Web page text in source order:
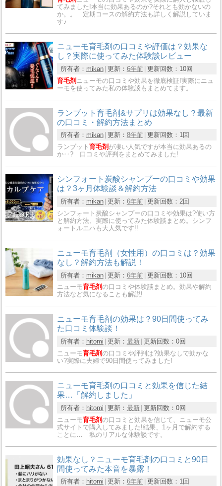
てみました!本当に効果あるのか?それとも効かないの
か。。 定期コースの解約方法も詳しく解説していま
す♪
ニューモ育毛剤の口コミや評価は？効果な
し？実際に使ってみた体験談レビュー
所有者： mikan 更新： 6年前 更新回数： 10回
育毛剤 ニューモの口コミや効果を徹底検証!実際にニュ
ーモを使ってみた私の体験談もまとめてます。
ランブット育毛剤&サプリは効果なし？最新
の口コミ・解約方法まとめ
所有者： mikan 更新： 8年前 更新回数： 1回
ランブット育毛剤 が凄い人気ですが本当に効果あるの
か‥? 口コミや評判をまとめてみました!
シンフォート炭酸シャンプーの口コミや効果
は？3ヶ月体験談＆解約方法
所有者： mikan 更新： 6年前 更新回数： 2回
シンフォート炭酸シャンプーの口コミや効果は?使い方
と解約方法、実際に使ってみた体験談まとめ。シンフ
ォートルエハも大人気です!!
ニューモ育毛剤（女性用）の口コミは？効果
なし？解約方法も解説！
所有者： mikan 更新： 6年前 更新回数： 10回
ニューモ育毛剤の口コミや体験談まとめ。効果や解約
方法など気になることも解説!
ニューモ育毛剤の効果は？90日間使ってみ
た口コミ体験談！
所有者： hitomi 更新： 最新 更新回数： 0回
ニューモ育毛剤の口コミや評判は?効果なしで効かな
い?実際に夫婦で90日間使ってみました!
ニューモ育毛剤の口コミと効果を信じた結
果…「解約しました」
所有者： hitomi 更新： 最新 更新回数： 0回
ニューモ育毛剤の口コミと効果を信じて、ニューモ公
式サイトで購入してみました!結果、1ヶ月で解約する
ことに… 私のリアルな体験談です。
効果なし？ニューモ育毛剤の口コミと90日
間使ってみた本音を暴露！
所有者： hitomi 更新： 6年前 更新回数： 1回